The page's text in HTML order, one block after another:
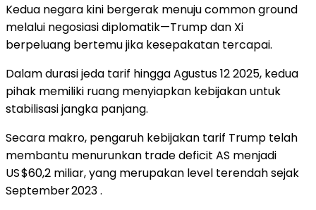
Kedua negara kini bergerak menuju common ground
melalui negosiasi diplomatik—Trump dan Xi
berpeluang bertemu jika kesepakatan tercapai.
Dalam durasi jeda tarif hingga Agustus 12 2025, kedua
pihak memiliki ruang menyiapkan kebijakan untuk
stabilisasi jangka panjang.
Secara makro, pengaruh kebijakan tarif Trump telah
membantu menurunkan trade deficit AS menjadi
US $60,2 miliar, yang merupakan level terendah sejak
September 2023 .